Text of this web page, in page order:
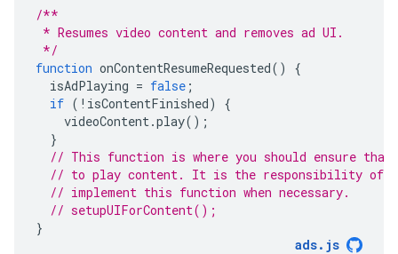
/**
* Resumes video content and removes ad UI.
*/
function onContentResumeRequested()
{
isAdPlaying = false ;
if ( ! isContentFinished)
{
videoContent.play();
}
// This function is where you should ensure
// to play content. It is the responsibility of
// implement this function when necessary.
// setupUIForContent();
}
ads. js